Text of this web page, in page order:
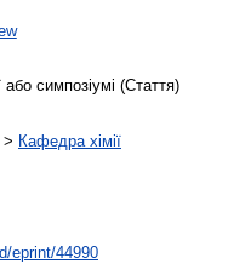
симпозіумі (Стаття)
> Кафедра хімії
eprint/44990